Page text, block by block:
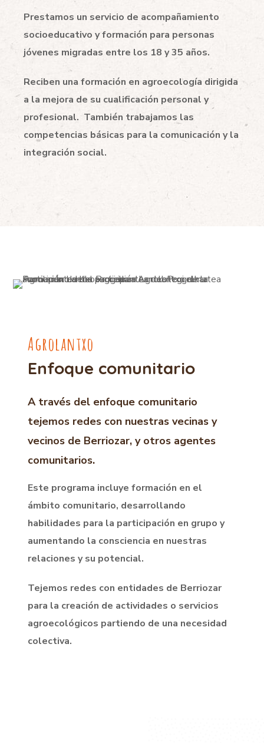
Prestamos un servicio de acompañamiento
socioeducativo y formación para personas
jóvenes migradas entre los 18 y 35 años.
Reciben una formación en agroecología dirigida
a la mejora de su cualificación personal y
profesional. También trabajamos las
competencias básicas para la comunicación y la
integración social.
Agrolantxo
Enfoque comunitario
A través del enfoque comunitario
tejemos redes con nuestras vecinas y
vecinos de Berriozar, y otros agentes
comunitarios.
Este programa incluye formación en el
ámbito comunitario, desarrollando
habilidades para la participación en grupo y
aumentando la consciencia en nuestras
relaciones y su potencial.
Tejemos redes con entidades de Berriozar
para la creación de actividades o servicios
agroecológicos partiendo de una necesidad
colectiva.